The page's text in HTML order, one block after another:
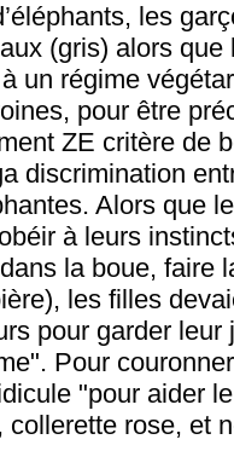
les
(gris) alors
un régime
pour être
ZE critère de
discrimination
Alors que
à leurs
la boue, faire
les filles
pour garder leur
Pour
"pour aider
collerette rose, et